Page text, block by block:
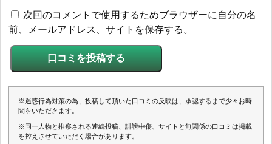
次回のコメントで使用するためブラウザーに自分の名
前、メールアドレス、サイトを保存する。
※迷惑行為対策の為、投稿して頂いた口コミの反映は、承認するまで少々お時
間をいただきます。
※同一人物と推察される連続投稿、誹謗中傷、サイトと無関係の口コミは掲載
を控えさせていただく場合があります。